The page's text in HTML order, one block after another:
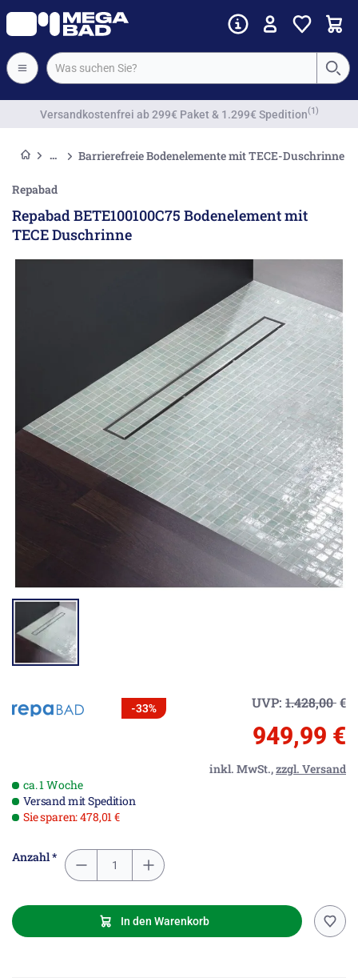
Vorkassenrabatt
Barrierefreie Bodenelemente mit TECE-Duschrinne
Repabad
Repabad BETE100100C75 Bodenelement mit
TECE Duschrinne
-33% UVP: 1.428,00€
949,99 €
inkl. MwSt.,zzgl. Versand
ca. 1 Woche
Versand mit Spedition
Sie sparen: 478,01 €
Anzahl *
In den Warenkorb